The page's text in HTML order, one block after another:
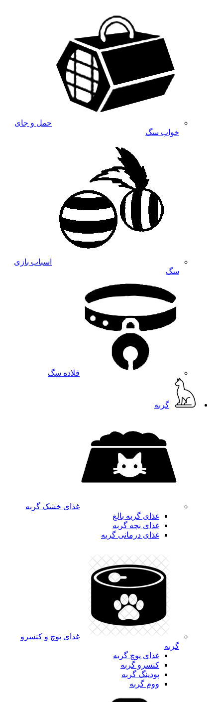
حمل و جای
خواب سگ
اسباب بازی
سگ
قلاده سگ
گربه
غذای خشک گربه
غذای گربه بالغ
غذای بچه گربه
غذای درمانی گربه
غذای پوچ و کنسرو
گربه
غذای پوچ گربه
کنسرو گربه
پودینگ گربه
ووم گربه